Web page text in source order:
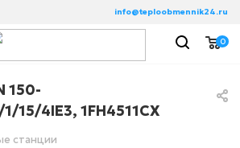
info@teploobmennik24.ru
0
150-
15/4IE3, 1FH4511CX
станции